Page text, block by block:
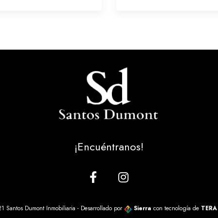
¡Encuéntranos!
Santos Dumont Inmobiliaria - Desarrollado por Sierra con tecnología de